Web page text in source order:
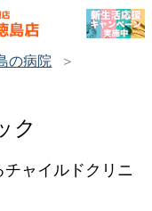
の病院
ク
ャイルドクリニ